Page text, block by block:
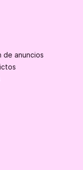
de anuncios